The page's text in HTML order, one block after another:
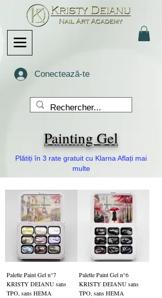
Conectează-te
Painting Gel
Plătiți în 3 rate gratuit cu Klarna Aflați mai
multe
Palette Paint Gel n°7
KRISTY DEIANU sans
TPO, sans HEMA
Palette Paint Gel n°6
KRISTY DEIANU sans
TPO, sans HEMA